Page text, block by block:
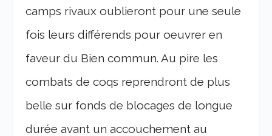
camps rivaux oublieront pour une seule
fois leurs différends pour oeuvrer en
faveur du Bien commun. Au pire les
combats de coqs reprendront de plus
belle sur fonds de blocages de longue
durée avant un accouchement au